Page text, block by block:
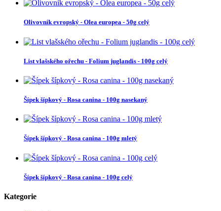
Olivovník evropský - Olea europea - 50g celý
List vlašského ořechu - Folium juglandis - 100g celý
Šípek šípkový - Rosa canina - 100g nasekaný
Šípek šípkový - Rosa canina - 100g mletý
Šípek šípkový - Rosa canina - 100g celý
Kategorie